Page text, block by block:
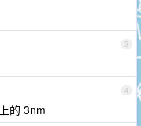
3
4
的 3nm